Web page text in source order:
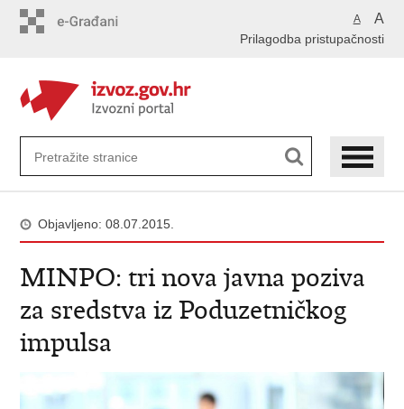
A A
Prilagodba pristupačnosti
Objavljeno: 08.07.2015.
MINPO: tri nova javna poziva
za sredstva iz Poduzetničkog
impulsa